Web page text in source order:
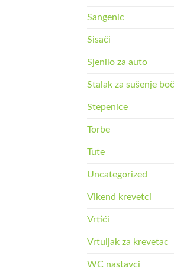
Sangenic
Sisači
Sjenilo za auto
Stalak za sušenje
Stepenice
Torbe
Tute
Uncategorized
Vikend krevetci
Vrtići
Vrtuljak za krevetac
WC nastavci